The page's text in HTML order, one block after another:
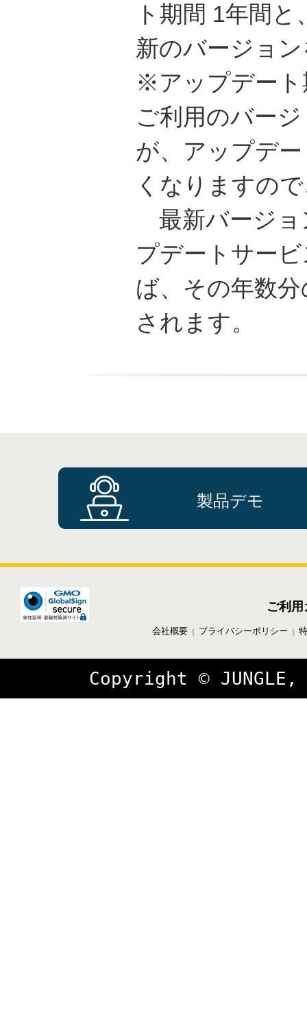
ト期間 1年間
新のバージョ
※アップデート
ご利用のバー
が、アップデ
くなりますの
最新バージョ
プデートサー
ば、その年数
されます。
製品デモ
ご利
会社概要｜ プライバシーポリシー ｜
Copyright ©